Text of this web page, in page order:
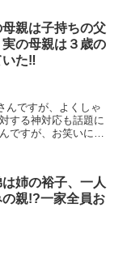
親は子持ちの父
の母親は３歳の
いた‼
んですが、よくしゃ
する神対応も話題に
姉の裕子、一人
親!?一家全員お